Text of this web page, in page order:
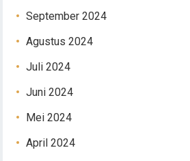
September 2024
Agustus 2024
Juli 2024
Juni 2024
Mei 2024
April 2024